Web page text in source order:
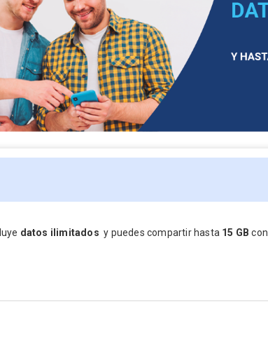
datos ilimitados y puedes compartir hasta 15 GB